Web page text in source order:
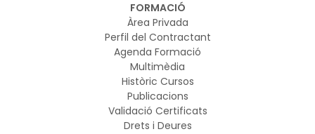
FORMACIÓ
Àrea Privada
Perfil del Contractant
Agenda Formació
Multimèdia
Històric Cursos
Publicacions
Validació Certificats
Drets i Deures